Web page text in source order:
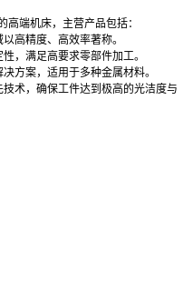
端机床，主营产品包括：
高精度、高效率著称。
，满足高要求零部件加工。
方案，适用于多种金属材料。
术，确保工件达到极高的光洁度与